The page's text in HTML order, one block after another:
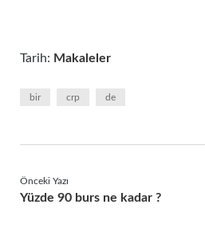
Tarih: Makaleler
bir crp de
Önceki Yazı
Yüzde 90 burs ne kadar ?